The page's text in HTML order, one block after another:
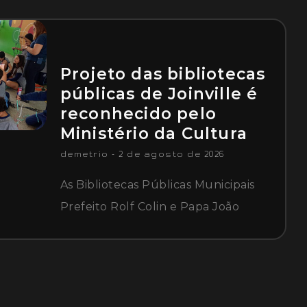
Projeto das bibliotecas
públicas de Joinville é
reconhecido pelo
Ministério da Cultura
demetrio 2 de agosto de 2026
As Bibliotecas Públicas Municipais
Prefeito Rolf Colin e Papa João